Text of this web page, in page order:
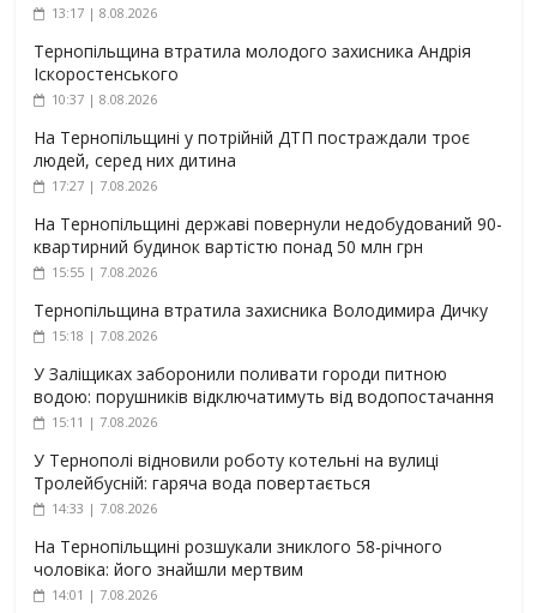
13:17 | 8.08.2026
Тернопільщина втратила молодого захисника Андрія
Іскоростенського
10:37 | 8.08.2026
На Тернопільщині у потрійній ДТП постраждали троє
людей, серед них дитина
17:27 | 7.08.2026
На Тернопільщині державі повернули недобудований 90-
квартирний будинок вартістю понад 50 млн грн
15:55 | 7.08.2026
Тернопільщина втратила захисника Володимира Дичку
15:18 | 7.08.2026
У Заліщиках заборонили поливати городи питною
водою: порушників відключатимуть від водопостачання
15:11 | 7.08.2026
У Тернополі відновили роботу котельні на вулиці
Тролейбусній: гаряча вода повертається
14:33 | 7.08.2026
На Тернопільщині розшукали зниклого 58-річного
чоловіка: його знайшли мертвим
14:01 | 7.08.2026